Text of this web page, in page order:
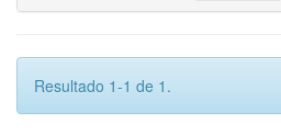
Resultado 1-1 de 1.